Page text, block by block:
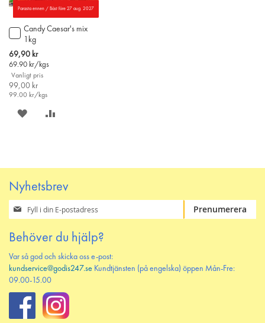
Parasta ennen / Bäst före 27 aug. 2027
Candy Caesar's mix
1kg
Special
Price
69,90 kr
69.90 kr/kgs
Vanligt pris
99,00 kr
99.00 kr/kgs
Lägg
till
i
varukorgen
SPARA
Nyhetsbrev
Prenumerera
på
nyhetsbrev
Prenumerera
Behöver du hjälp?
Var så god och skicka oss e-post:
kundservice@godis247.se Kundtjänsten (på engelska) öppen Mån-Fre:
09.00-15.00